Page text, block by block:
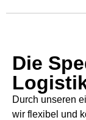
Die
Durch unseren
wir flexibel und